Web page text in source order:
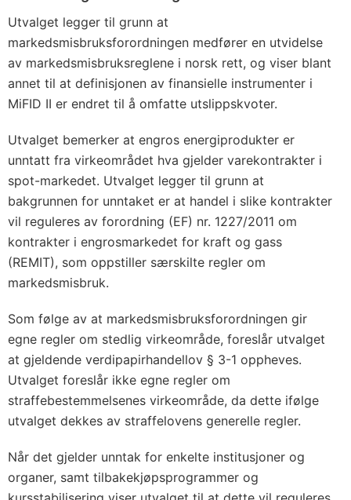
Utvalget legger til grunn at
markedsmisbruksforordningen medfører en utvidelse
av markedsmisbruksreglene i norsk rett, og viser blant
annet til at definisjonen av finansielle instrumenter i
MiFID II er endret til å omfatte utslippskvoter.
Utvalget bemerker at engros energiprodukter er
unntatt fra virkeområdet hva gjelder varekontrakter i
spot-markedet. Utvalget legger til grunn at
bakgrunnen for unntaket er at handel i slike kontrakter
vil reguleres av forordning (EF) nr. 1227/2011 om
kontrakter i engrosmarkedet for kraft og gass
(REMIT), som oppstiller særskilte regler om
markedsmisbruk.
Som følge av at markedsmisbruksforordningen gir
egne regler om stedlig virkeområde, foreslår utvalget
at gjeldende verdipapirhandellov § 3-1 oppheves.
Utvalget foreslår ikke egne regler om
straffebestemmelsenes virkeområde, da dette ifølge
utvalget dekkes av straffelovens generelle regler.
Når det gjelder unntak for enkelte institusjoner og
organer, samt tilbakekjøpsprogrammer og